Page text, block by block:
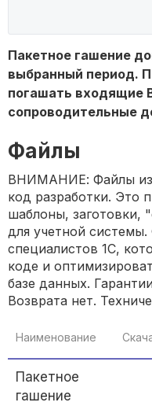
Пакетное гашение
выбранный период.
погашать входящие
сопроводительные
Файлы
ВНИМАНИЕ: Файлы из
код разработки. Это
шаблоны, заготовки,
для учетной
специалистов 1С,
коде и
базе данных.
Возврата нет.
Наименование
Пакетное
гашение